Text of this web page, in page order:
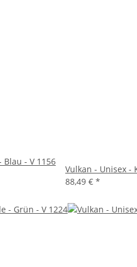
- V 1156
Vulkan - Unisex -
88,49 € *